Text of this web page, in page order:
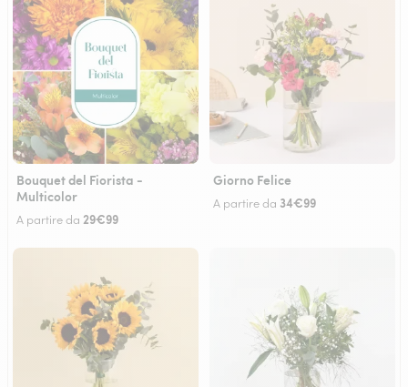
Bouquet del Fiorista -
Multicolor
A partire da 29€99
Giorno Felice
A partire da 34€99